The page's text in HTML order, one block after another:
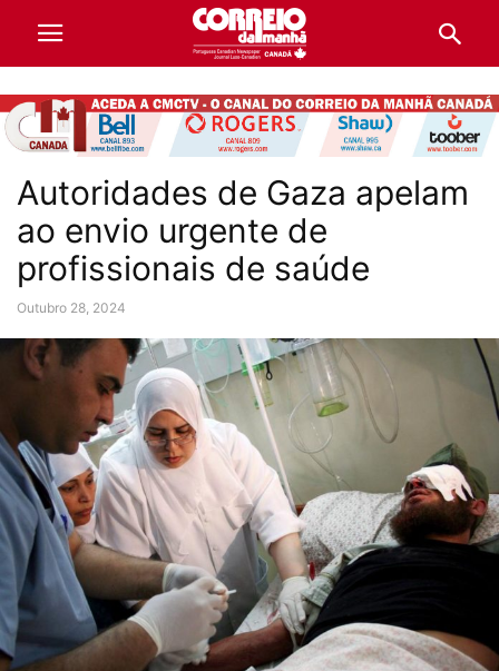
Autoridades de Gaza apelam
ao envio urgente de
profissionais de saúde
Outubro 28, 2024